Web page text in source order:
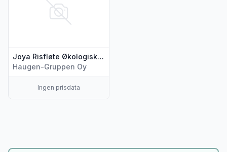
Joya Risfløte Økologisk, 200 ml
Haugen-Gruppen Oy
Ingen prisdata